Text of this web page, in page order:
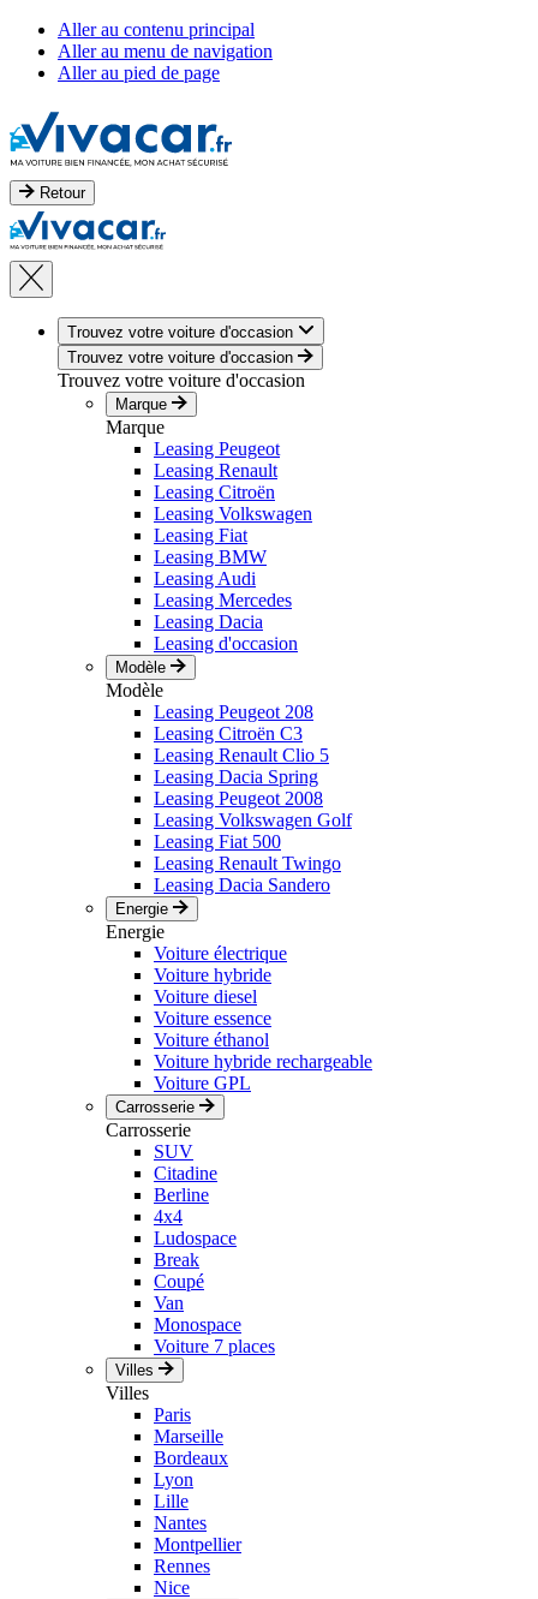
Aller au contenu principal
Aller au menu de navigation
Aller au pied de page
Retour
Trouvez votre voiture d'occasion
Trouvez votre voiture d'occasion
Trouvez votre voiture d'occasion
Marque
Marque
Leasing Peugeot
Leasing Renault
Leasing Citroën
Leasing Volkswagen
Leasing Fiat
Leasing BMW
Leasing Audi
Leasing Mercedes
Leasing Dacia
Leasing d'occasion
Modèle
Modèle
Leasing Peugeot 208
Leasing Citroën C3
Leasing Renault Clio 5
Leasing Dacia Spring
Leasing Peugeot 2008
Leasing Volkswagen Golf
Leasing Fiat 500
Leasing Renault Twingo
Leasing Dacia Sandero
Energie
Energie
Voiture électrique
Voiture hybride
Voiture diesel
Voiture essence
Voiture éthanol
Voiture hybride rechargeable
Voiture GPL
Carrosserie
Carrosserie
SUV
Citadine
Berline
4x4
Ludospace
Break
Coupé
Van
Monospace
Voiture 7 places
Villes
Villes
Paris
Marseille
Bordeaux
Lyon
Lille
Nantes
Montpellier
Rennes
Nice